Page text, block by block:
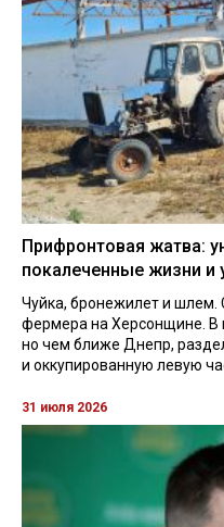
Прифронтовая жатва:
покалеченные жизни и
Чуйка, бронежилет и шлем.
фермера на Херсонщине. В
но чем ближе Днепр,
и оккупированную левую
31 июля 2026